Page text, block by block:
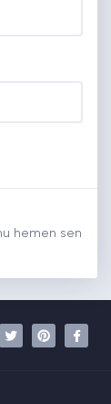
hemen sen